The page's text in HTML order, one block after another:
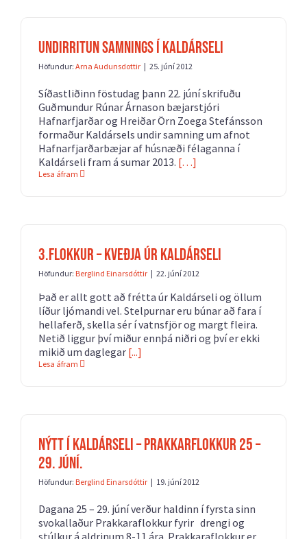
Undirritun samnings í Kaldárseli
Höfundur: Arna Audunsdottir | 25. júní 2012
Síðastliðinn föstudag þann 22. júní skrifuðu
Guðmundur Rúnar Árnason bæjarstjóri
Hafnarfjarðar og Hreiðar Örn Zoega Stefánsson
formaður Kaldársels undir samning um afnot
Hafnarfjarðarbæjar af húsnæði félaganna í
Kaldárseli fram á sumar 2013. […]
Lesa áfram
3.flokkur – Kveðja úr Kaldárseli
Höfundur: Berglind Einarsdóttir | 22. júní 2012
Það er allt gott að frétta úr Kaldárseli og öllum
líður ljómandi vel. Stelpurnar eru búnar að fara í
hellaferð, skella sér í vatnsfjör og margt fleira.
Netið liggur því miður ennþá niðri og því er ekki
mikið um daglegar [...]
Lesa áfram
Nýtt í Kaldárseli – Prakkarflokkur 25 –
29. júní.
Höfundur: Berglind Einarsdóttir | 19. júní 2012
Dagana 25 – 29. júní verður haldinn í fyrsta sinn
svokallaður Prakkaraflokkur fyrir drengi og
stúlkur á aldrinum 8-11 ára. Prakkaraflokkur er